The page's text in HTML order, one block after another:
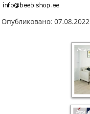
Опубликовано: 07.08.2022